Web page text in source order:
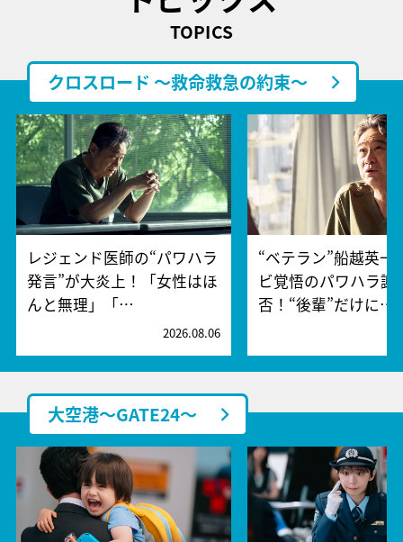
TOPICS
クロスロード ～救命救急の約束～
レジェンド医師の“パワハラ
発言”が大炎上！「女性はほ
んと無理」「…
2026.08.06
“ベテラン”船越英一
ビ覚悟のパワハラ謝
否！“後輩”だけに…
大空港～GATE24～